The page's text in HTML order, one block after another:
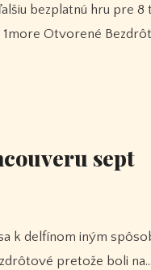
1more Otvorené
sept
pretože boli na…